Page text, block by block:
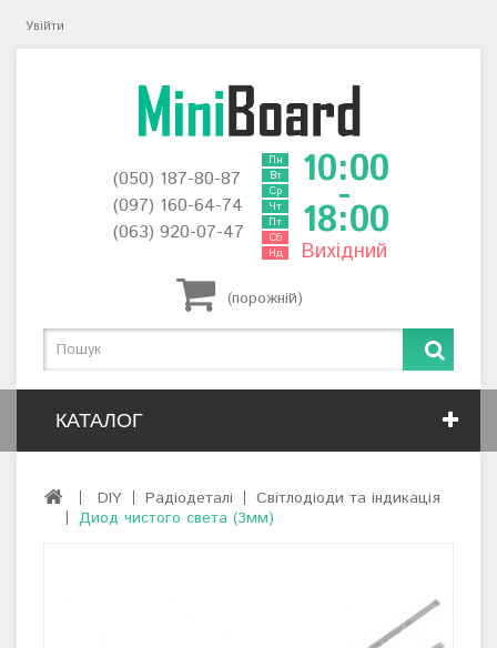
Увійти
(порожній)
(050) 187-80-87
(097) 160-64-74
(063) 920-07-47
Пн
Вт
Ср
Чт
Пт
Сб
Нд
10:00
-
18:00
Вихідний
КАТАЛОГ
DIY Радіодеталі
Світлодіоди та індикація
Диод чистого света (3мм)